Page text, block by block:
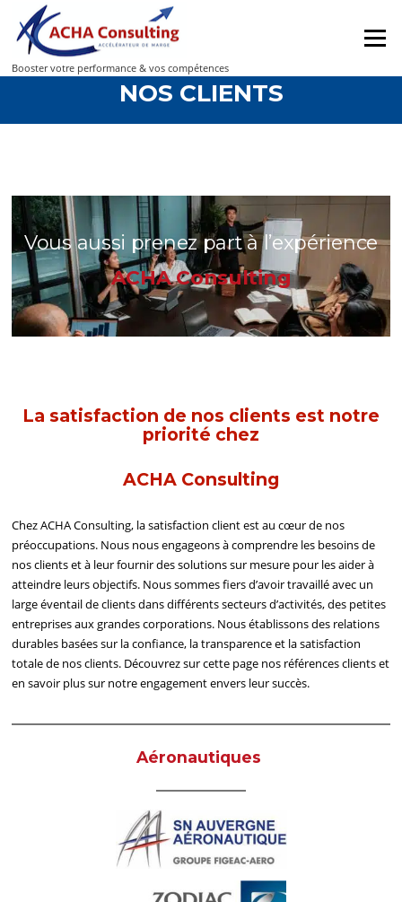
Booster votre performance & vos compétences
Menu
NOS CLIENTS
Vous aussi prenez part à l’expérience
ACHA Consulting
La satisfaction de nos clients est notre
priorité chez
ACHA Consulting
Chez ACHA Consulting, la satisfaction client est au cœur de nos
préoccupations. Nous nous engageons à comprendre les besoins de
nos clients et à leur fournir des solutions sur mesure pour les aider à
atteindre leurs objectifs. Nous sommes fiers d’avoir travaillé avec un
large éventail de clients dans différents secteurs d’activités, des petites
entreprises aux grandes corporations. Nous établissons des relations
durables basées sur la confiance, la transparence et la satisfaction
totale de nos clients. Découvrez sur cette page nos références clients et
en savoir plus sur notre engagement envers leur succès.
Aéronautiques